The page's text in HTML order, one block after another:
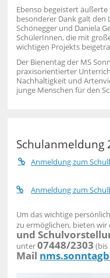
Ebenso begeistert
besonderer Dank galt den
Schönegger und Daniela
SchülerInnen, die mit
wichtigen Projekts
Der Bienentag der MS
praxisorientierter
Nachhaltigkeit und
junge Menschen für den
Schulanmeldung
Anmeldung zum
Anmeldung zum
Um das wichtige
zu ermöglichen, bieten wir
und
unter07448/2303 (bis
Mail